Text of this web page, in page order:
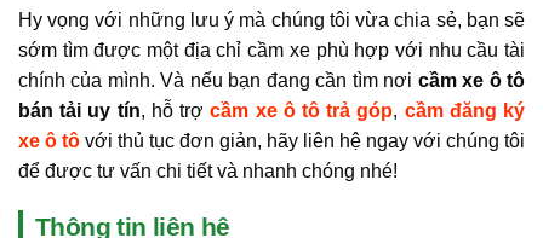
Hy vọng với những lưu ý mà chúng tôi vừa chia sẻ, bạn sẽ
sớm tìm được một địa chỉ cầm xe phù hợp với nhu cầu tài
chính của mình. Và nếu bạn đang cần tìm nơi cầm xe ô tô
bán tải uy tín, hỗ trợcầm xe ô tô trả góp, cầm đăng ký
xe ô tô với thủ tục đơn giản, hãy liên hệ ngay với chúng tôi
để được tư vấn chi tiết và nhanh chóng nhé!
Thông tin liên hệ